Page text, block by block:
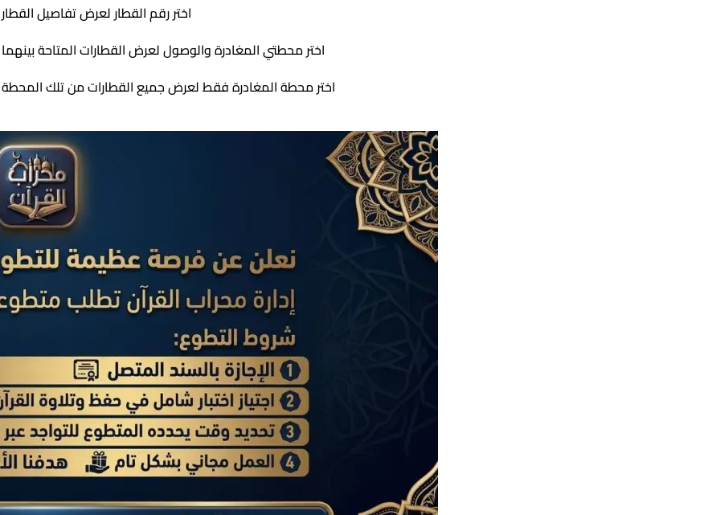
اختر رقم القطار لعرض تفاصيل القطار
اختر محطتي المغادرة والوصول لعرض القطارات المتاحة بينهما
اختر محطة المغادرة فقط لعرض جميع القطارات من تلك المحطة